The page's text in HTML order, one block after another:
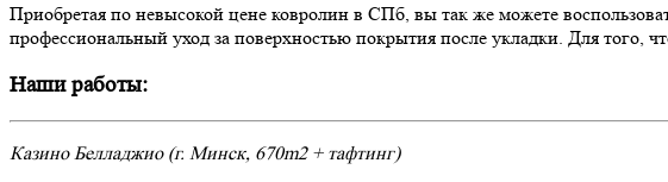
Приобретая по невысокой цене ковролин в СПб, вы так же можете
профессиональный уход за поверхностью покрытия после укладки. Для того,
Наши работы:
Казино Белладжио (г. Минск, 670m2 + тафтинг)